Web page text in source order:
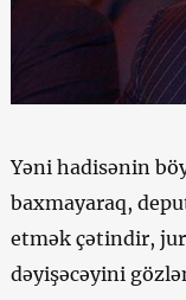
Yəni hadisənin
baxmayaraq,
etmək çətindir,
dəyişəcəyini